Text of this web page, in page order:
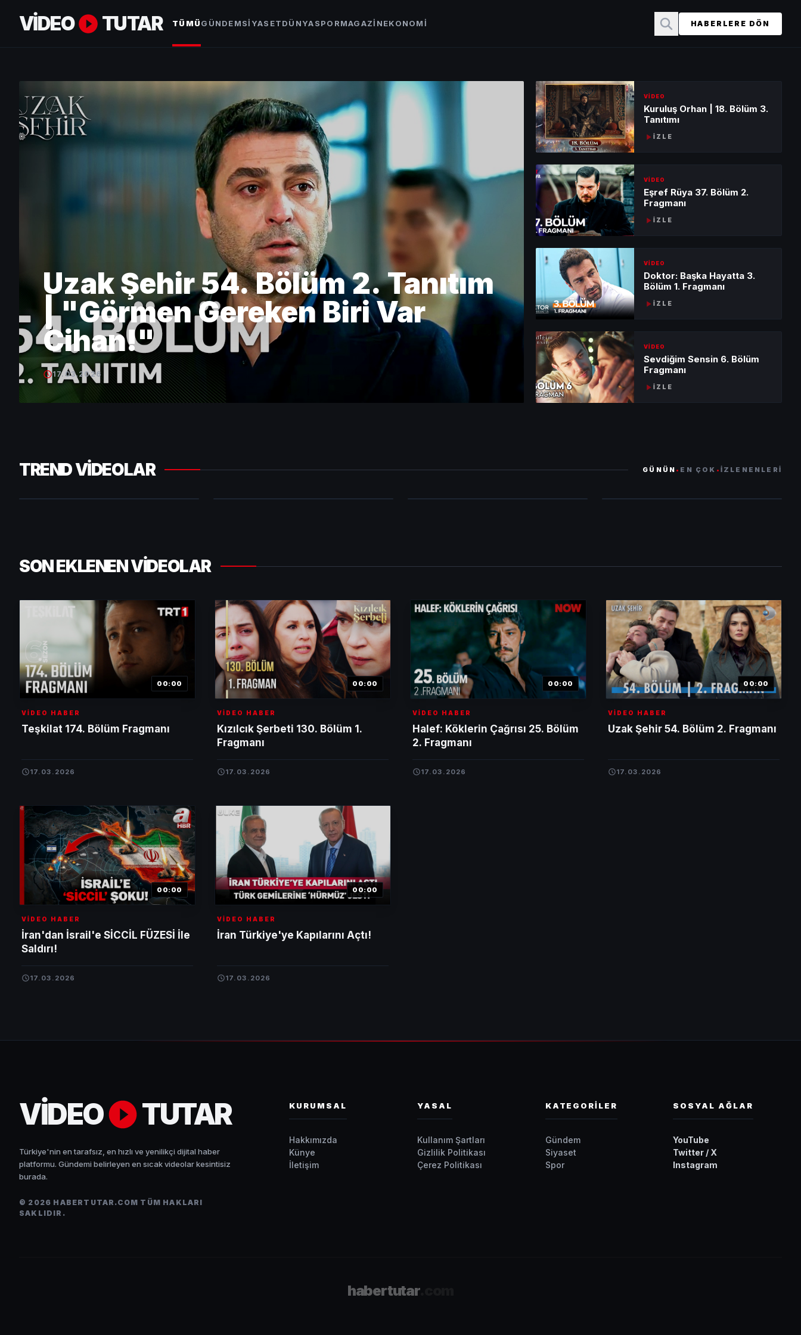
VİDEO TUTAR TÜMÜGÜNDEMSİYASETDÜNYASPORMAGAZİNEKONOMİ HABERLERE DÖN
Uzak Şehir 54. Bölüm 2. Tanıtım
| "Görmen Gereken Biri Var
Cihan!"
17.03.2026
VİDEO
Kuruluş Orhan | 18. Bölüm 3.
Tanıtımı
İZLE
VİDEO
Eşref Rüya 37. Bölüm 2.
Fragmanı
İZLE
VİDEO
Doktor: Başka Hayatta 3.
Bölüm 1. Fragmanı
İZLE
VİDEO
Sevdiğim Sensin 6. Bölüm
Fragmanı
İZLE
TREND VİDEOLAR GÜNÜN • EN ÇOK • İZLENENLERİ
1 2 3 4
SON EKLENEN VİDEOLAR
00:00
VİDEO HABER
Teşkilat 174. Bölüm Fragmanı
17.03.2026
00:00
VİDEO HABER
Kızılcık Şerbeti 130. Bölüm 1.
Fragmanı
17.03.2026
00:00
VİDEO HABER
Halef: Köklerin Çağrısı 25. Bölüm
2. Fragmanı
17.03.2026
00:00
VİDEO HABER
Uzak Şehir 54. Bölüm 2. Fragmanı
17.03.2026
00:00
VİDEO HABER
İran'dan İsrail'e SİCCİL FÜZESİ İle
Saldırı!
17.03.2026
00:00
VİDEO HABER
İran Türkiye'ye Kapılarını Açtı!
17.03.2026
VİDEO TUTAR
Türkiye'nin en tarafsız, en hızlı ve yenilikçi dijital haber
platformu. Gündemi belirleyen en sıcak videolar kesintisiz
burada.
© 2026 HABERTUTAR.COM TÜM HAKLARI
SAKLIDIR.
KURUMSAL
Hakkımızda
Künye
İletişim
YASAL
Kullanım Şartları
Gizlilik Politikası
Çerez Politikası
KATEGORİLER
Gündem
Siyaset
Spor
SOSYAL AĞLAR
YouTube
Twitter / X
Instagram
habertutar.com